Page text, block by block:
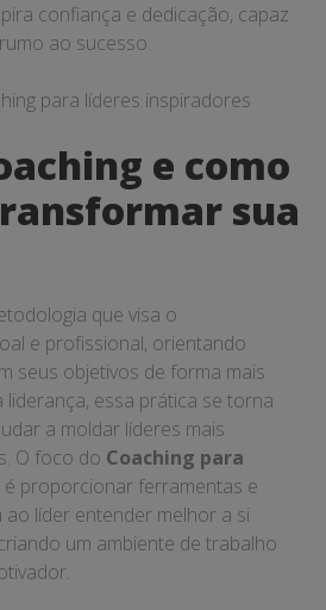
confiança e dedicação, capaz
ao sucesso.
e como
sua
que visa o
e profissional, orientando
seus objetivos de forma mais
essa prática se torna
a moldar líderes mais
O foco do Coaching para
é proporcionar ferramentas e
líder entender melhor a si
um ambiente de trabalho